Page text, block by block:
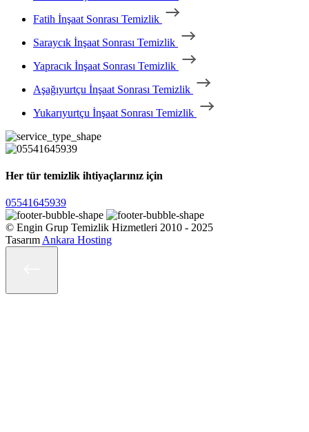
Fatih İnşaat Sonrası Temizlik
Saraycık İnşaat Sonrası Temizlik
Yapracık İnşaat Sonrası Temizlik
Aşağıyurtçu İnşaat Sonrası Temizlik
Yukarıyurtçu İnşaat Sonrası Temizlik
Her tür temizlik ihtiyaçlarınız için
05541645939
© Engin Grup Temizlik Hizmetleri 2010 - 2025
Tasarım Ankara Hosting